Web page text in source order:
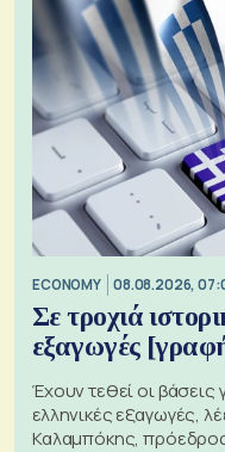
ECONOMY 08.08.2026,
Σε τροχιά
εξαγωγές
Έχουν τεθεί οι βάσεις
ελληνικές εξαγωγές,
Καλαμπόκης,